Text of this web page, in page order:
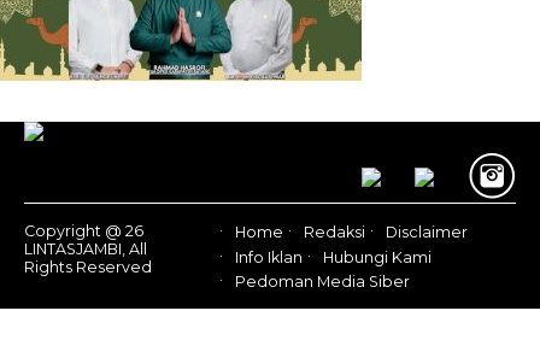
Copyright @ 26
LINTASJAMBI, All
Rights Reserved
Home Redaksi
Disclaimer
Info Iklan
Hubungi Kami
Pedoman Media Siber